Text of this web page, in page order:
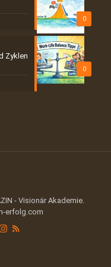
0
0
Zyklen
- Visionär Akademie.
erfolg.com